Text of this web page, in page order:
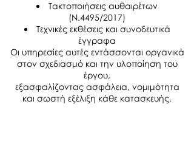
Τακτοποιήσεις αυθαιρέτων
(Ν.4495/2017)
Τεχνικές εκθέσεις και συνοδευτικά
έγγραφα
Οι υπηρεσίες αυτές εντάσσονται οργανικά
στον σχεδιασμό και την υλοποίηση του
έργου,
εξασφαλίζοντας ασφάλεια, νομιμότητα
και σωστή εξέλιξη κάθε κατασκευής.